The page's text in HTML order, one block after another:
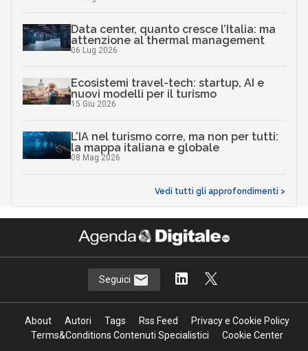
Data center, quanto cresce l’Italia: ma
attenzione al thermal management
06 Lug 2026
Ecosistemi travel-tech: startup, AI e
nuovi modelli per il turismo
15 Giu 2026
L’IA nel turismo corre, ma non per tutti:
la mappa italiana e globale
08 Mag 2026
Vedi tutti gli approfondimenti >
Seguici
About Autori Tags Rss Feed
Privacy e Cookie Policy
Terms&Conditions Contenuti Specialistici
Cookie Center